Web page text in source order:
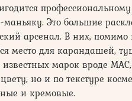
Это большие
арсенал. В них,
место для карандашей,
марок вроде
но и по текстуре
и кремовые.